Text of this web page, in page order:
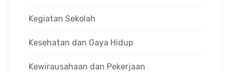
Kegiatan Sekolah
Kesehatan dan Gaya Hidup
Kewirausahaan dan Pekerjaan